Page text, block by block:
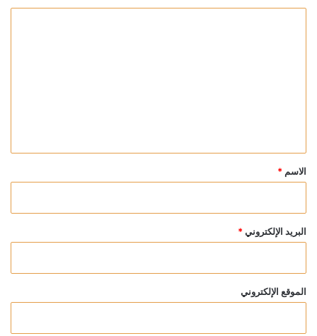
*
الاسم *
البريد الإلكتروني *
الموقع الإلكتروني